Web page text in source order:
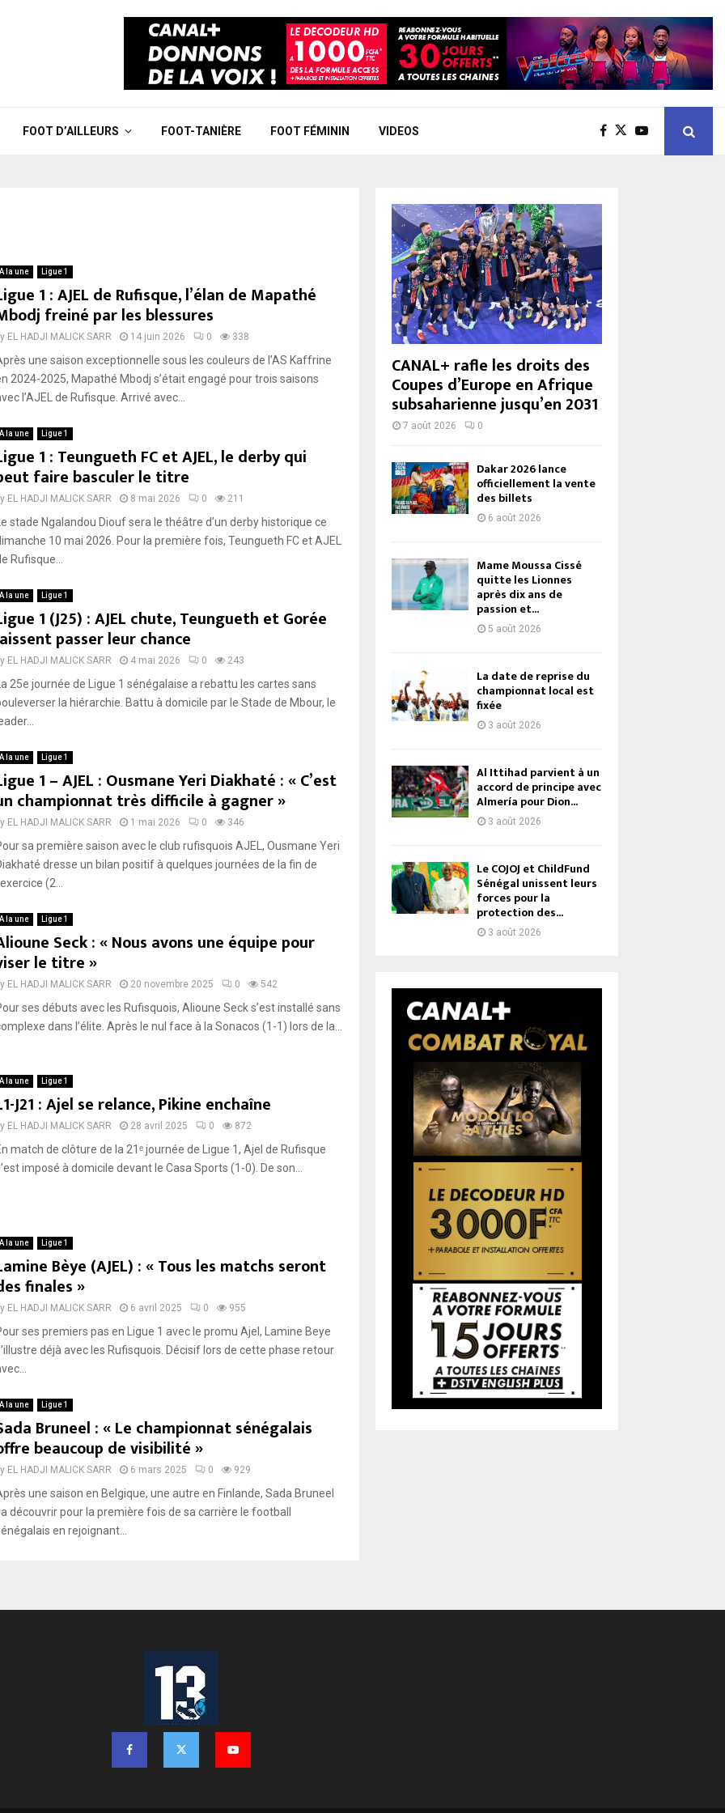
FOOT D’AILLEURS FOOT-TANIÈRE FOOT FÉMININ VIDEOS
A la une Ligue 1
1 : AJEL de Rufisque, l’élan de Mapathé
freiné par les blessures
EL HADJI MALICK SARR 14 juin 2026 0 338
une saison exceptionnelle sous les couleurs de l’AS Kaffrine
2024-2025, Mapathé Mbodj s’était engagé pour trois saisons
l’AJEL de Rufisque. Arrivé avec...
A la une Ligue 1
1 : Teungueth FC et AJEL, le derby qui
faire basculer le titre
EL HADJI MALICK SARR 8 mai 2026 0 211
stade Ngalandou Diouf sera le théâtre d’un derby historique ce
10 mai 2026. Pour la première fois, Teungueth FC et AJEL
Rufisque...
A la une Ligue 1
1 (J25) : AJEL chute, Teungueth et Gorée
passer leur chance
EL HADJI MALICK SARR 4 mai 2026 0 243
25e journée de Ligue 1 sénégalaise a rebattu les cartes sans
la hiérarchie. Battu à domicile par le Stade de Mbour, le
A la une Ligue 1
1 – AJEL : Ousmane Yeri Diakhaté : « C’est
championnat très difficile à gagner »
EL HADJI MALICK SARR 1 mai 2026 0 346
sa première saison avec le club rufisquois AJEL, Ousmane Yeri
dresse un bilan positif à quelques journées de la fin de
(2...
A la une Ligue 1
Seck : « Nous avons une équipe pour
le titre »
EL HADJI MALICK SARR 20 novembre 2025 0 542
ses débuts avec les Rufisquois, Alioune Seck s’est installé sans
dans l’élite. Après le nul face à la Sonacos (1-1) lors de la...
A la une Ligue 1
J21 : Ajel se relance, Pikine enchaîne
EL HADJI MALICK SARR 28 avril 2025 0 872
match de clôture de la 21ᵉ journée de Ligue 1, Ajel de Rufisque
imposé à domicile devant le Casa Sports (1-0). De son...
A la une Ligue 1
Bèye (AJEL) : « Tous les matchs seront
finales »
EL HADJI MALICK SARR 6 avril 2025 0 955
ses premiers pas en Ligue 1 avec le promu Ajel, Lamine Beye
déjà avec les Rufisquois. Décisif lors de cette phase retour
A la une Ligue 1
Bruneel : « Le championnat sénégalais
beaucoup de visibilité »
EL HADJI MALICK SARR 6 mars 2025 0 929
une saison en Belgique, une autre en Finlande, Sada Bruneel
découvrir pour la première fois de sa carrière le football
en rejoignant...
CANAL+ rafle les droits des
Coupes d’Europe en Afrique
subsaharienne jusqu’en 2031
7 août 2026 0
Dakar 2026 lance
officiellement la vente
des billets
6 août 2026
Mame Moussa Cissé
quitte les Lionnes
après dix ans de
passion et...
5 août 2026
La date de reprise du
championnat local est
fixée
3 août 2026
Al Ittihad parvient à un
accord de principe avec
Almería pour Dion...
3 août 2026
Le COJOJ et ChildFund
Sénégal unissent leurs
forces pour la
protection des...
3 août 2026